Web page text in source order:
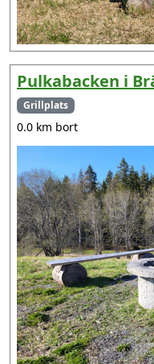
Pulkabacken i
Grillplats
0.0 km bort